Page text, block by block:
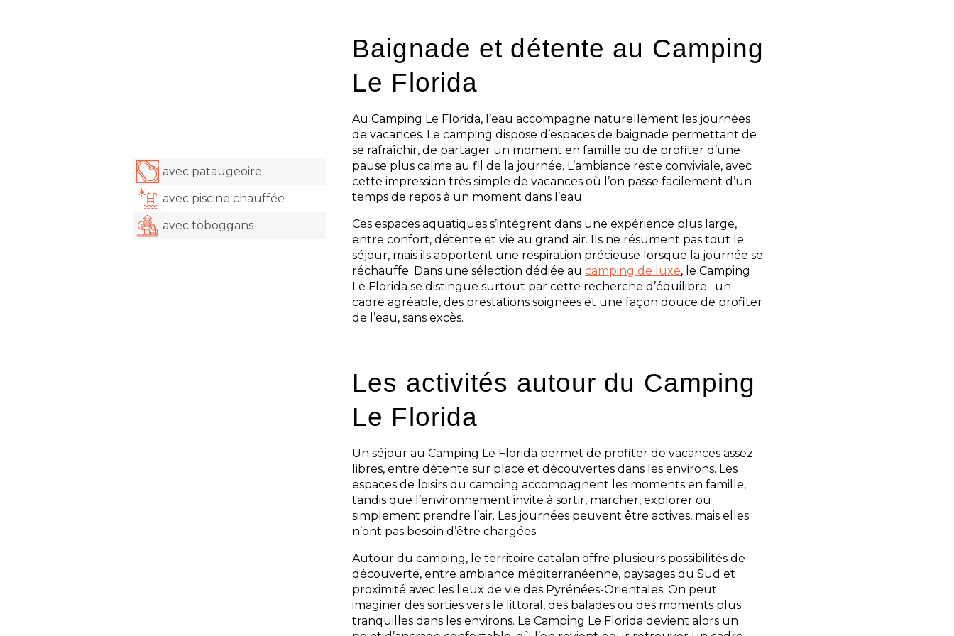
avec pataugeoire
avec piscine chauffée
avec toboggans
Baignade et détente au Camping
Le Florida
Au Camping Le Florida, l’eau accompagne naturellement les journées
de vacances. Le camping dispose d’espaces de baignade permettant de
se rafraîchir, de partager un moment en famille ou de profiter d’une
pause plus calme au fil de la journée. L’ambiance reste conviviale, avec
cette impression très simple de vacances où l’on passe facilement d’un
temps de repos à un moment dans l’eau.
Ces espaces aquatiques s’intègrent dans une expérience plus large,
entre confort, détente et vie au grand air. Ils ne résument pas tout le
séjour, mais ils apportent une respiration précieuse lorsque la journée se
réchauffe. Dans une sélection dédiée aucamping de luxe, le Camping
Le Florida se distingue surtout par cette recherche d’équilibre : un
cadre agréable, des prestations soignées et une façon douce de profiter
de l’eau, sans excès.
Les activités autour du Camping
Le Florida
Un séjour au Camping Le Florida permet de profiter de vacances assez
libres, entre détente sur place et découvertes dans les environs. Les
espaces de loisirs du camping accompagnent les moments en famille,
tandis que l’environnement invite à sortir, marcher, explorer ou
simplement prendre l’air. Les journées peuvent être actives, mais elles
n’ont pas besoin d’être chargées.
Autour du camping, le territoire catalan offre plusieurs possibilités de
découverte, entre ambiance méditerranéenne, paysages du Sud et
proximité avec les lieux de vie des Pyrénées-Orientales. On peut
imaginer des sorties vers le littoral, des balades ou des moments plus
tranquilles dans les environs. Le Camping Le Florida devient alors un